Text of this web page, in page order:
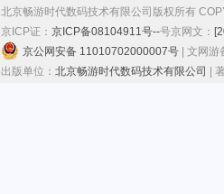
北京畅游时代数码技术有限公司版权所有
京ICP证： 京ICP备08104911号--号京网文：
京公网安备 11010702000007号 | 文网游
出版单位： 北京畅游时代数码技术有限公司 |